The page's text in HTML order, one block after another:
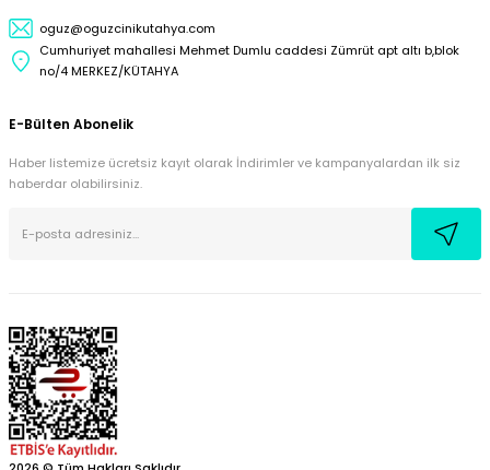
oguz@oguzcinikutahya.com
Cumhuriyet mahallesi Mehmet Dumlu caddesi Zümrüt apt altı b,blok
no/4 MERKEZ/KÜTAHYA
E-Bülten Abonelik
Haber listemize ücretsiz kayıt olarak İndirimler ve kampanyalardan ilk siz
haberdar olabilirsiniz.